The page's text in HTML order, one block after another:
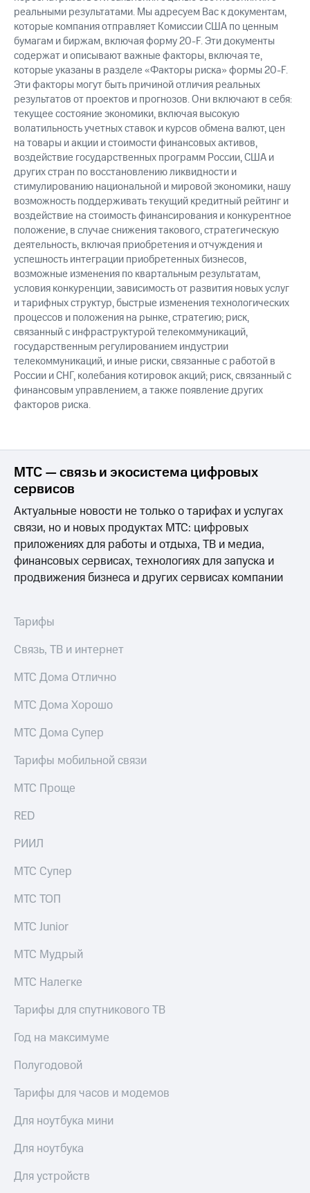
реальными результатами. Мы адресуем Вас к документам,
которые компания отправляет Комиссии США по ценным
бумагам и биржам, включая форму20-F.Эти документы
содержат и описывают важные факторы, включая те,
которые указаны в разделе «Факторы риска» формы20-F.
Эти факторы могут быть причиной отличия реальных
результатов от проектов и прогнозов. Они включают в себя:
текущее состояние экономики, включая высокую
волатильность учетных ставок и курсов обмена валют, цен
на товары и акции и стоимости финансовых активов,
воздействие государственных программ России, США и
других стран по восстановлению ликвидности и
стимулированию национальной и мировой экономики, нашу
возможность поддерживать текущий кредитный рейтинг и
воздействие на стоимость финансирования и конкурентное
положение, в случае снижения такового, стратегическую
деятельность, включая приобретения и отчуждения и
успешность интеграции приобретенных бизнесов,
возможные изменения по квартальным результатам,
условия конкуренции, зависимость от развития новых услуг
и тарифных структур, быстрые изменения технологических
процессов и положения на рынке, стратегию; риск,
связанный с инфраструктурой телекоммуникаций,
государственным регулированием индустрии
телекоммуникаций, и иные риски, связанные с работой в
России и СНГ, колебания котировок акций; риск, связанный с
финансовым управлением, а также появление других
факторов риска.
МТС — связь и экосистема цифровых
сервисов
Актуальные новости не только о тарифах и услугах
связи, но и новых продуктах МТС: цифровых
приложениях для работы и отдыха, ТВ и медиа,
финансовых сервисах, технологиях для запуска и
продвижения бизнеса и других сервисах компании
Тарифы
Связь, ТВ и интернет
МТС Дома Отлично
МТС Дома Хорошо
МТС Дома Супер
Тарифы мобильной связи
МТС Проще
RED
РИИЛ
МТС Супер
МТС ТОП
МТС Junior
МТС Мудрый
МТС Налегке
Тарифы для спутникового ТВ
Год на максимуме
Полугодовой
Тарифы для часов и модемов
Для ноутбука мини
Для ноутбука
Для устройств